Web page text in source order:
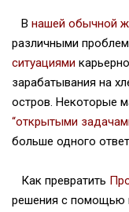
В нашей обычной
различными
ситуациями
зарабатывания на
остров. Некоторые
“открытыми
больше одного
Как превратить
решения с помощью